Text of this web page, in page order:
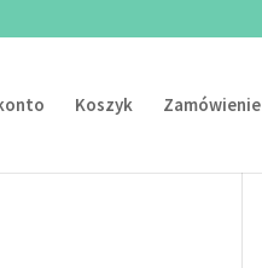
Koszyk Zamówienie